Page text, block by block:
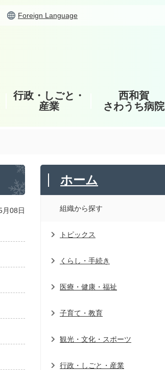
Foreign Language
行政・しごと・
産業
西和賀
さわうち病院
月08日
ホーム
組織から探す
トピックス
くらし・手続き
医療・健康・福祉
子育て・教育
観光・文化・スポーツ
行政・しごと・産業